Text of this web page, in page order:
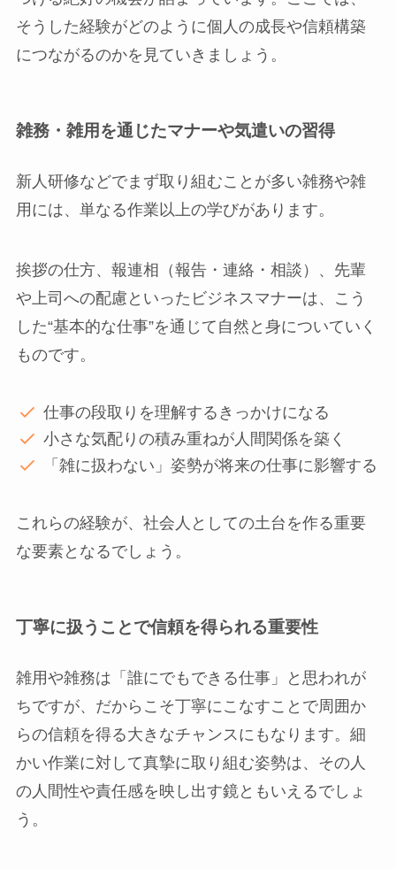
そうした経験がどのように個人の成長や信頼構築
につながるのかを見ていきましょう。
雑務・雑用を通じたマナーや気遣いの習得
新人研修などでまず取り組むことが多い雑務や雑
用には、単なる作業以上の学びがあります。
挨拶の仕方、報連相（報告・連絡・相談）、先輩
や上司への配慮といったビジネスマナーは、こう
した“基本的な仕事”を通じて自然と身についていく
ものです。
仕事の段取りを理解するきっかけになる
小さな気配りの積み重ねが人間関係を築く
「雑に扱わない」姿勢が将来の仕事に影響する
これらの経験が、社会人としての土台を作る重要
な要素となるでしょう。
丁寧に扱うことで信頼を得られる重要性
雑用や雑務は「誰にでもできる仕事」と思われが
ちですが、だからこそ丁寧にこなすことで周囲か
らの信頼を得る大きなチャンスにもなります。細
かい作業に対して真摯に取り組む姿勢は、その人
の人間性や責任感を映し出す鏡ともいえるでしょ
う。